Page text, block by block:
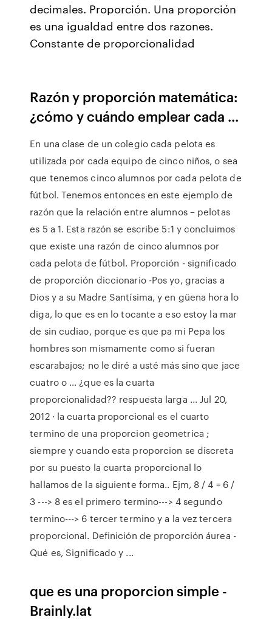
decimales. Proporción. Una proporción
es una igualdad entre dos razones.
Constante de proporcionalidad
Razón y proporción matemática:
¿cómo y cuándo emplear cada ...
En una clase de un colegio cada pelota es
utilizada por cada equipo de cinco niños, o sea
que tenemos cinco alumnos por cada pelota de
fútbol. Tenemos entonces en este ejemplo de
razón que la relación entre alumnos – pelotas
es 5 a 1. Esta razón se escribe 5:1 y concluimos
que existe una razón de cinco alumnos por
cada pelota de fútbol. Proporción - significado
de proporción diccionario -Pos yo, gracias a
Dios y a su Madre Santísima, y en güena hora lo
diga, lo que es en lo tocante a eso estoy la mar
de sin cudiao, porque es que pa mi Pepa los
hombres son mismamente como si fueran
escarabajos; no le diré a usté más sino que jace
cuatro o … ¿que es la cuarta
proporcionalidad?? respuesta larga ... Jul 20,
2012 · la cuarta proporcional es el cuarto
termino de una proporcion geometrica ;
siempre y cuando esta proporcion se discreta
por su puesto la cuarta proporcional lo
hallamos de la siguiente forma.. Ejm, 8 / 4 = 6 /
3 ---> 8 es el primero termino---> 4 segundo
termino---> 6 tercer termino y a la vez tercera
proporcional. Definición de proporción áurea -
Qué es, Significado y ...
que es una proporcion simple -
Brainly.lat